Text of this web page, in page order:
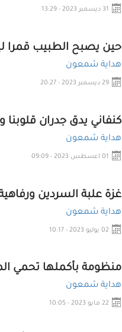
31 ديسمبر 2023 - 13:29
حين يصبح الطبيب قمرا
هداية شمعون
29 ديسمبر 2023 - 20:27
كنفاني يدق جدران
هداية شمعون
01 اعسطس 2023 - 09:09
غزة علبة السردين
هداية شمعون
02 يوليو 2023 - 10:17
منظومة بأكملها تحمي
هداية شمعون
22 مايو 2023 - 10:05